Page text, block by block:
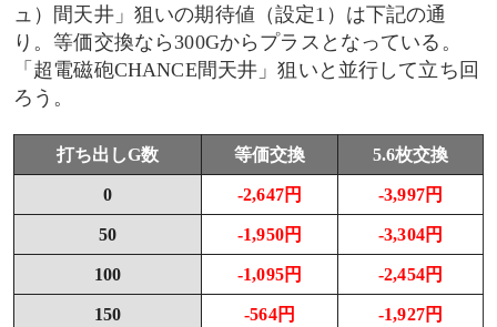
ュ）間天井」狙いの期待値（設定1）は下記の通
り。等価交換なら300Gからプラスとなっている。
「超電磁砲CHANCE間天井」狙いと並行して立ち回
ろう。
打ち出しG数 等価交換 5.6枚交換
0 -2,647円 -3,997円
50 -1,950円 -3,304円
100 -1,095円 -2,454円
150 -564円 -1,927円